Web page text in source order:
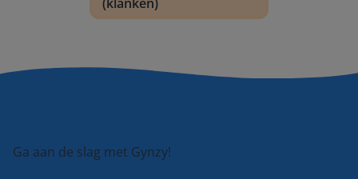
Ga aan de slag met Gynzy!